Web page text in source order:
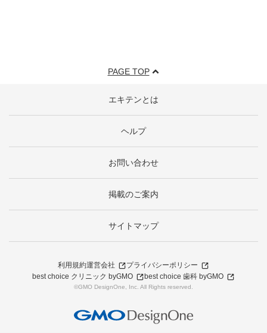
PAGE TOP
エキテンとは
ヘルプ
お問い合わせ
掲載のご案内
サイトマップ
利用規約運営会社
プライバシーポリシー
best choice クリニック byGMO
best choice 歯科 byGMO
©GMO DesignOne, Inc. All Rights reserved.